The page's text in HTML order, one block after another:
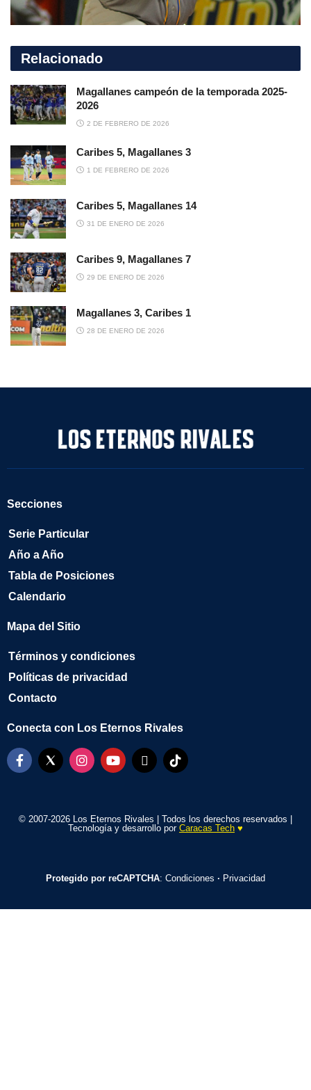
Relacionado
Magallanes campeón de la temporada 2025-
2026
2 DE FEBRERO DE 2026
Caribes 5, Magallanes 3
1 DE FEBRERO DE 2026
Caribes 5, Magallanes 14
31 DE ENERO DE 2026
Caribes 9, Magallanes 7
29 DE ENERO DE 2026
Magallanes 3, Caribes 1
28 DE ENERO DE 2026
Secciones
Serie Particular
Año a Año
Tabla de Posiciones
Calendario
Mapa del Sitio
Términos y condiciones
Políticas de privacidad
Contacto
Conecta con Los Eternos Rivales
© 2007-2026 Los Eternos Rivales | Todos los derechos reservados |
Tecnología y desarrollo por Caracas Tech ♥️
Protegido por reCAPTCHA: Condiciones · Privacidad